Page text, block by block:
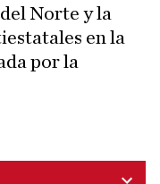
Norte y la
en la
por la